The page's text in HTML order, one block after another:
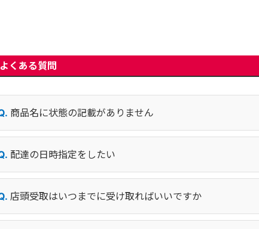
よくある質問
商品名に状態の記載がありません
配達の日時指定をしたい
店頭受取はいつまでに受け取ればいいですか